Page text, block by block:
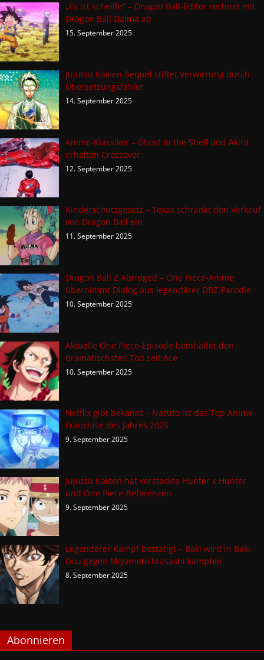
„Es ist scheiße“ – Dragon Ball-Editor rechnet mit
Dragon Ball Daima ab
15. September 2025
Jujutsu Kaisen-Sequel stiftet Verwirrung durch
Übersetzungsfehler
14. September 2025
Anime-Klassiker – Ghost in the Shell und Akira
erhalten Crossover
12. September 2025
Kinderschutzgesetz – Texas schränkt den Verkauf
von Dragon Ball ein
11. September 2025
Dragon Ball Z Abridged – One Piece-Anime
übernimmt Dialog aus legendärer DBZ-Parodie
10. September 2025
Aktuelle One Piece-Episode beinhaltet den
dramatischsten Tod seit Ace
10. September 2025
Netflix gibt bekannt – Naruto ist das Top Anime-
Franchise des Jahres 2025
9. September 2025
Jujutsu Kaisen hat versteckte Hunter x Hunter
und One Piece-Referenzen
9. September 2025
Legendärer Kampf bestätigt – Baki wird in Baki-
Dou gegen Miyamoto Musashi kämpfen
8. September 2025
Abonnieren